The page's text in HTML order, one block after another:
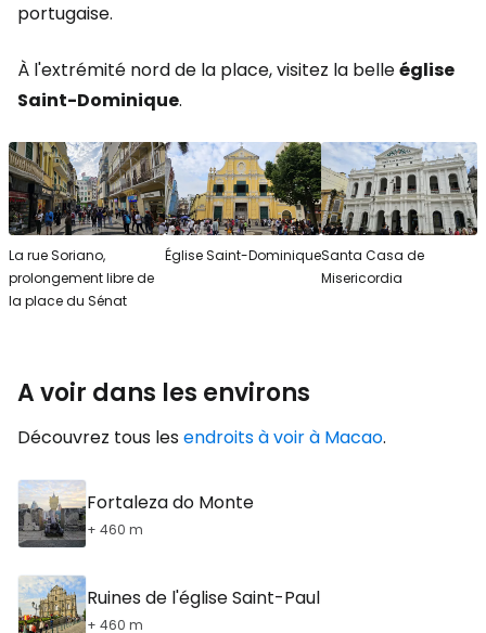
portugaise.
À l'extrémité nord de la place, visitez la belleéglise
Saint-Dominique.
La rue Soriano,
prolongement libre de
la place du Sénat
Église Saint-DominiqueSanta Casa de
Misericordia
A voir dans les environs
Découvrez tous lesendroits à voir à Macao.
Fortaleza do Monte
+ 460 m
Ruines de l'église Saint-Paul
+ 460 m